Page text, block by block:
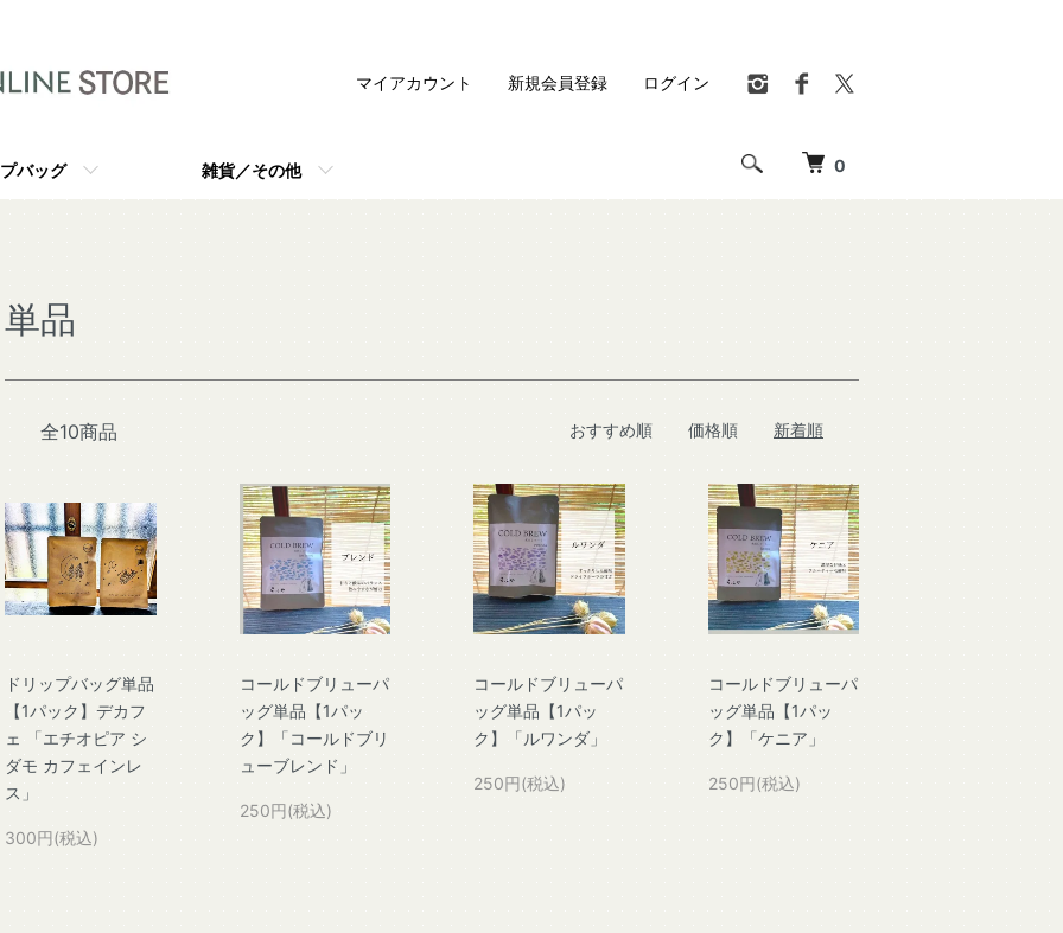
0
バッグ 雑貨／その他
マイアカウント 新規会員登録 ログイン
単品
全10商品 おすすめ順 価格順 新着順
ドリップバッグ単品
【1パック】デカフ
ェ 「エチオピア シ
ダモ カフェインレ
ス」
300円(税込)
コールドブリューパ
ッグ単品【1パッ
ク】「コールドブリ
ューブレンド」
250円(税込)
コールドブリューパ
ッグ単品【1パッ
ク】「ルワンダ」
250円(税込)
コールドブリューパ
ッグ単品【1パッ
ク】「ケニア」
250円(税込)